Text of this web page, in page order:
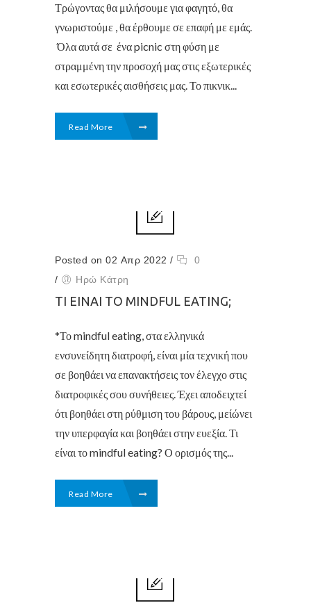
Τρώγοντας θα μιλήσουμε για φαγητό, θα
γνωριστούμε , θα έρθουμε σε επαφή με εμάς.
Όλα αυτά σε ένα picnic στη φύση με
στραμμένη την προσοχή μας στις εξωτερικές
και εσωτερικές αισθήσεις μας. Το πικνικ...
Read More
Posted on 02 Απρ 2022 /
0
/
Ηρώ Κάτρη
ΤΙ ΕΊΝΑΙ ΤΟ MINDFUL EATING;
*Το mindful eating, στα ελληνικά
ενσυνείδητη διατροφή, είναι μία τεχνική που
σε βοηθάει να επανακτήσεις τον έλεγχο στις
διατροφικές σου συνήθειες. Έχει αποδειχτεί
ότι βοηθάει στη ρύθμιση του βάρους, μείώνει
την υπερφαγία και βοηθάει στην ευεξία. Τι
είναι το mindful eating? Ο ορισμός της...
Read More